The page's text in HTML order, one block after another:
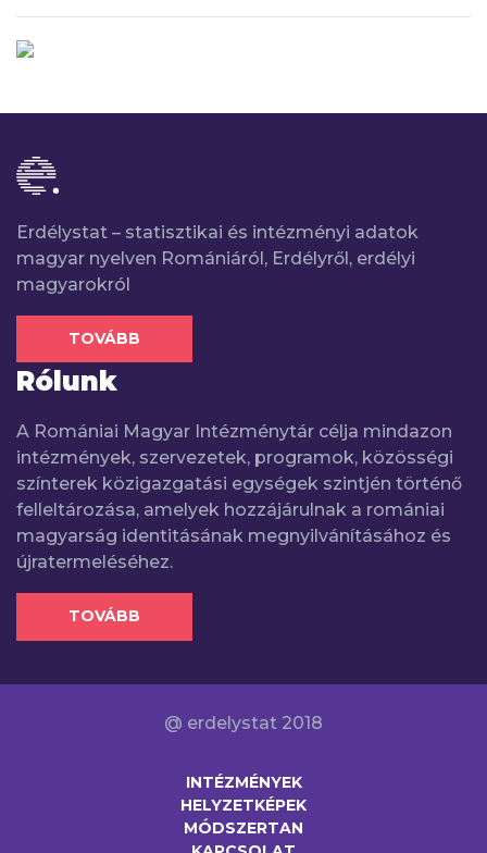
Erdélystat – statisztikai és intézményi adatok
magyar nyelven Romániáról, Erdélyről, erdélyi
magyarokról
TOVÁBB
Rólunk
A Romániai Magyar Intézménytár célja mindazon
intézmények, szervezetek, programok, közösségi
színterek közigazgatási egységek szintjén történő
felleltározása, amelyek hozzájárulnak a romániai
magyarság identitásának megnyilvánításához és
újratermeléséhez.
TOVÁBB
@ erdelystat 2018
INTÉZMÉNYEK
HELYZETKÉPEK
MÓDSZERTAN